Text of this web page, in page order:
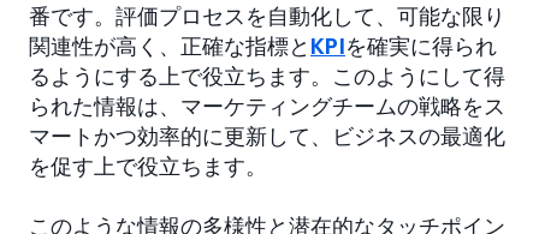
番です。評価プロセスを自動化して、可能な限り
関連性が高く、正確な指標と KPIを確実に得られ
るようにする上で役立ちます。このようにして得
られた情報は、マーケティングチームの戦略をス
マートかつ効率的に更新して、ビジネスの最適化
を促す上で役立ちます。
このような情報の多様性と潜在的なタッチポイン